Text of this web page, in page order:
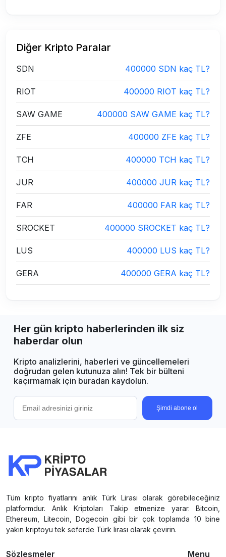
Diğer Kripto Paralar
SDN 400000 SDN kaç TL?
RIOT 400000 RIOT kaç TL?
SAW GAME 400000 SAW GAME kaç TL?
ZFE 400000 ZFE kaç TL?
TCH 400000 TCH kaç TL?
JUR 400000 JUR kaç TL?
FAR 400000 FAR kaç TL?
SROCKET 400000 SROCKET kaç TL?
LUS 400000 LUS kaç TL?
GERA 400000 GERA kaç TL?
Her gün kripto haberlerinden ilk siz
haberdar olun
Kripto analizlerini, haberleri ve güncellemeleri
doğrudan gelen kutunuza alın! Tek bir bülteni
kaçırmamak için buradan kaydolun.
Şimdi abone ol
Tüm kripto fiyatlarını anlık Türk Lirası olarak görebileceğiniz
platformdur. Anlık Kriptoları Takip etmenize yarar. Bitcoin,
Ethereum, Litecoin, Dogecoin gibi bir çok toplamda 10 bine
yakın kriptoyu tek seferde Türk lirası olarak çevirin.
Sözleşmeler Menu